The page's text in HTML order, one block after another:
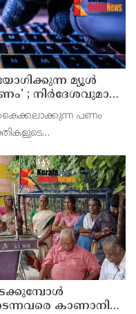
മ്യൂള്‍
; നിര്‍ദേശവുമായി
കൈക്കലാക്കുന്ന പണം
ജാഗ്രത വേണമെന്ന
കാണാനില്ല ;